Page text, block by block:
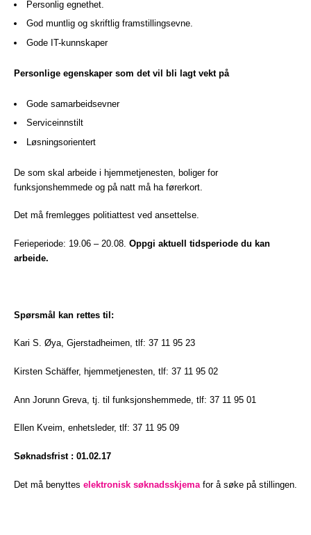
Personlig egnethet.
God muntlig og skriftlig framstillingsevne.
Gode IT-kunnskaper
Personlige egenskaper som det vil bli lagt vekt på
Gode samarbeidsevner
Serviceinnstilt
Løsningsorientert
De som skal arbeide i hjemmetjenesten, boliger for
funksjonshemmede og på natt må ha førerkort.
Det må fremlegges politiattest ved ansettelse.
Ferieperiode: 19.06 – 20.08. Oppgi aktuell tidsperiode du kan
arbeide.
Spørsmål kan rettes til:
Kari S. Øya, Gjerstadheimen, tlf: 37 11 95 23
Kirsten Schäffer, hjemmetjenesten, tlf: 37 11 95 02
Ann Jorunn Greva, tj. til funksjonshemmede, tlf: 37 11 95 01
Ellen Kveim, enhetsleder, tlf: 37 11 95 09
Søknadsfrist : 01.02.17
Det må benyttes elektronisk søknadsskjema for å søke på stillingen.